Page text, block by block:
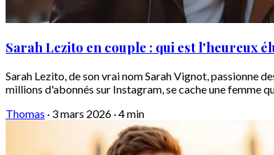
Sarah Lezito en couple : qui est l'heureux
Sarah Lezito, de son vrai nom Sarah Vignot, passionne
millions d'abonnés sur Instagram, se cache une femme
Thomas · 3 mars 2026 ·4 min